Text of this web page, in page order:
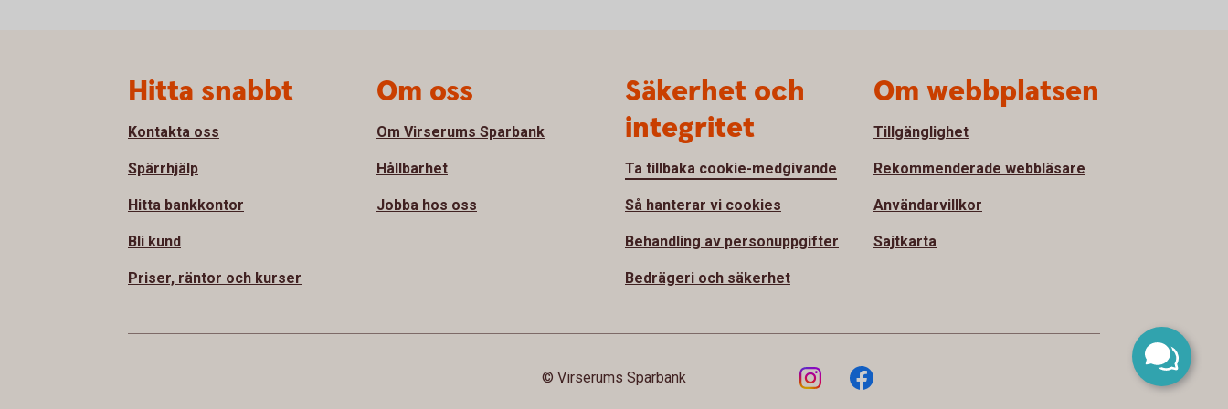
Hitta snabbt
Kontakta oss
Spärrhjälp
Hitta bankkontor
Bli kund
Priser, räntor och kurser
Om oss
Om Virserums Sparbank
Hållbarhet
Jobba hos oss
Säkerhet och
integritet
Ta tillbaka cookie-medgivande
Så hanterar vi cookies
Behandling av personuppgifter
Bedrägeri och säkerhet
Om webbplatsen
Tillgänglighet
Rekommenderade webbläsare
Användarvillkor
Sajtkarta
© Virserums Sparbank